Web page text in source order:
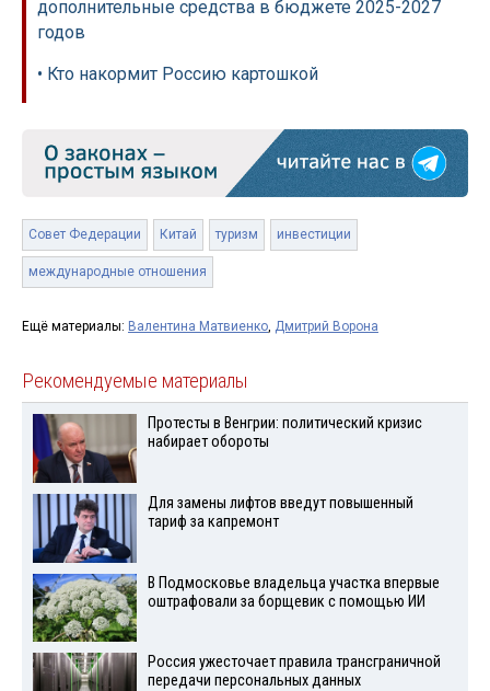
дополнительные средства в бюджете 2025-2027
годов
• Кто накормит Россию картошкой
Совет Федерации Китай туризм инвестиции
международные отношения
Ещё материалы: Валентина Матвиенко, Дмитрий Ворона
Рекомендуемые материалы
Протесты в Венгрии: политический кризис
набирает обороты
Для замены лифтов введут повышенный
тариф за капремонт
В Подмосковье владельца участка впервые
оштрафовали за борщевик с помощью ИИ
Россия ужесточает правила трансграничной
передачи персональных данных